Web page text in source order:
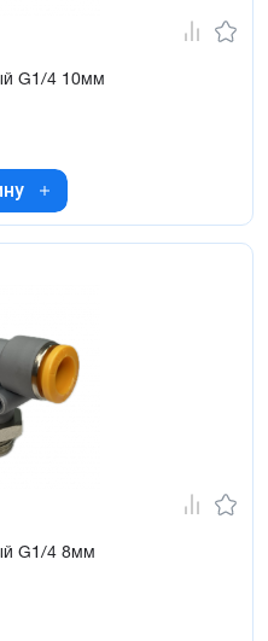
G1/4 10мм
G1/4 8мм